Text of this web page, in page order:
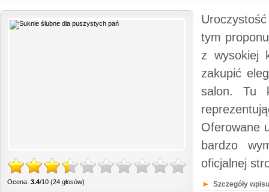
Ocena: 3.4/10 (24 głosów)
tym
z wysokiej
zakupić
salon. Tu
Oferowane
bardzo
oficjalnej
Szczegóły